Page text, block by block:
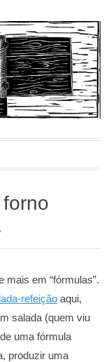
mais em “fórmulas”.
refeição aqui,
salada (quem viu
uma fórmula
produzir uma